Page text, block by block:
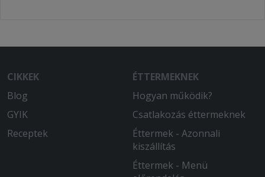
CIKKEK
Blog
GYIK
Receptek
ÉTTERMEKNEK
Hogyan működik?
Csatlakozás éttermeknek
Éttermek - Azonnali
kiszállítás
Éttermek - Menü